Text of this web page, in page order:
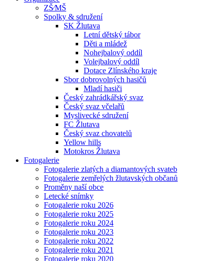
ZŠ⁄MŠ
Spolky & sdružení
SK Žlutava
Letní dětský tábor
Děti a mládež
Nohejbalový oddíl
Volejbalový oddíl
Dotace Zlínského kraje
Sbor dobrovolných hasičů
Mladí hasiči
Český zahrádkářský svaz
Český svaz včelařů
Myslivecké sdružení
FC Žlutava
Český svaz chovatelů
Yellow hills
Motokros Žlutava
Fotogalerie
Fotogalerie zlatých a diamantových svateb
Fotogalerie zemřelých žlutavských občanů
Proměny naší obce
Letecké snímky
Fotogalerie roku 2026
Fotogalerie roku 2025
Fotogalerie roku 2024
Fotogalerie roku 2023
Fotogalerie roku 2022
Fotogalerie roku 2021
Fotogalerie roku 2020